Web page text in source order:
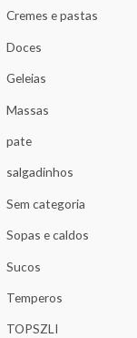
Cremes e pastas
Doces
Geleias
Massas
pate
salgadinhos
Sem categoria
Sopas e caldos
Sucos
Temperos
TOPSZLI